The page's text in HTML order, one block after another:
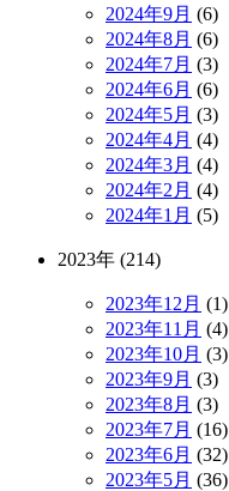
2024年9月 (6)
2024年8月 (6)
2024年7月 (3)
2024年6月 (6)
2024年5月 (3)
2024年4月 (4)
2024年3月 (4)
2024年2月 (4)
2024年1月 (5)
2023年 (214)
2023年12月 (1)
2023年11月 (4)
2023年10月 (3)
2023年9月 (3)
2023年8月 (3)
2023年7月 (16)
2023年6月 (32)
2023年5月 (36)